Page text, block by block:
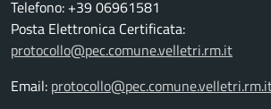
Telefono: +39 06961581
Posta Elettronica Certificata:
protocollo@pec.comune.velletri.rm.it
Email: